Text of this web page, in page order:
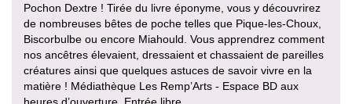
Pochon Dextre ! Tirée du livre éponyme, vous y découvrirez
de nombreuses bêtes de poche telles que Pique-les-Choux,
Biscorbulbe ou encore Miahould. Vous apprendrez comment
nos ancêtres élevaient, dressaient et chassaient de pareilles
créatures ainsi que quelques astuces de savoir vivre en la
matière ! Médiathèque Les Remp’Arts - Espace BD aux